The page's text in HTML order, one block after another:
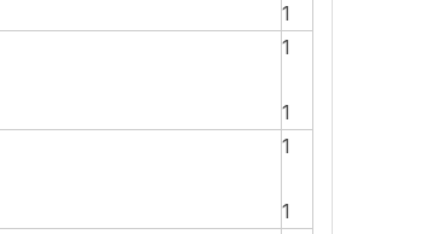
1
1
1
1
1